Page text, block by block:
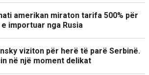
amerikan miraton tarifa 500% për
importuar nga Rusia
viziton për herë të parë Serbinë.
në një moment delikat